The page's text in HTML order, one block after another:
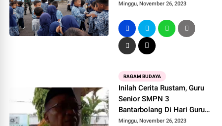
Minggu, November 26, 2023
RAGAM BUDAYA
Inilah Cerita Rustam, Guru
Senior SMPN 3
Bantarbolang Di Hari Guru
Nasional
Minggu, November 26, 2023